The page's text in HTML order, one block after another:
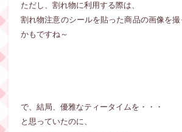
ただし、割れ物に利用する際は、
割れ物注意のシールを貼った商品の画像を
かもですね～
で、結局、優雅なティータイムを・・・
と思っていたのに、